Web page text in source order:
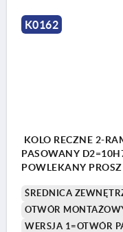
K0162
KOLO RECZNE 2-
PASOWANY
POWLEKANY
ŚREDNICA
OTWÓR
WERSJA 1=OTWÓR